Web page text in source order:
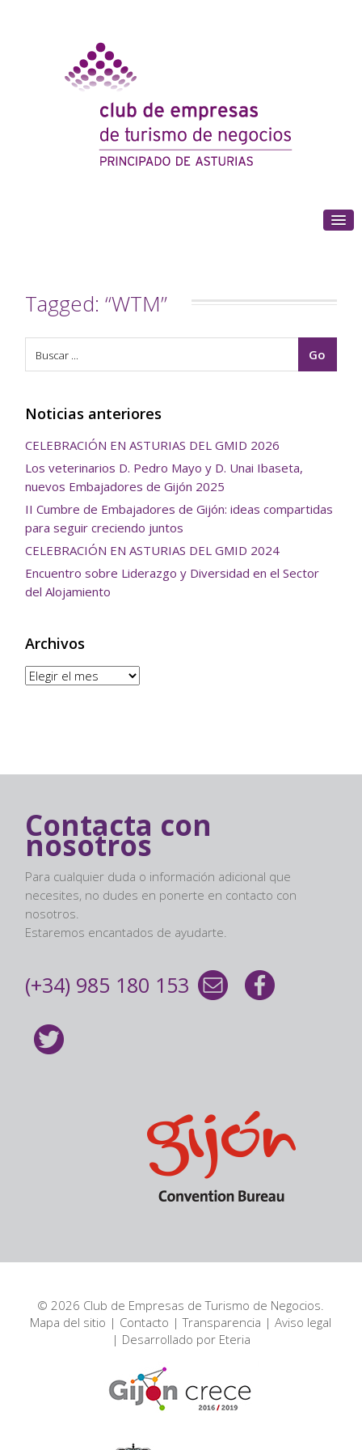
Tagged: “WTM”
Noticias anteriores
CELEBRACIÓN EN ASTURIAS DEL GMID 2026
Los veterinarios D. Pedro Mayo y D. Unai Ibaseta,
nuevos Embajadores de Gijón 2025
II Cumbre de Embajadores de Gijón: ideas compartidas
para seguir creciendo juntos
CELEBRACIÓN EN ASTURIAS DEL GMID 2024
Encuentro sobre Liderazgo y Diversidad en el Sector
del Alojamiento
Archivos
Archivos
Contacta con
nosotros
Para cualquier duda o información adicional que
necesites, no dudes en ponerte en contacto con
nosotros.
Estaremos encantados de ayudarte.
(+34) 985 180 153
© 2026 Club de Empresas de Turismo de Negocios.
Mapa del sitio | Contacto |Transparencia |Aviso legal
| Desarrollado por Eteria